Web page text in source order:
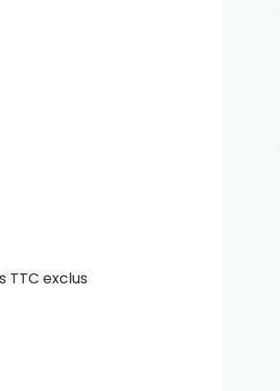
TTC exclus